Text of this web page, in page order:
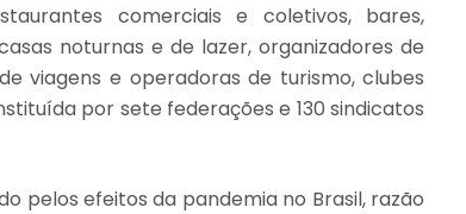
comerciais e coletivos, bares,
noturnas e de lazer, organizadores de
viagens e operadoras de turismo, clubes
por sete federações e 130 sindicatos
pelos efeitos da pandemia no Brasil, razão